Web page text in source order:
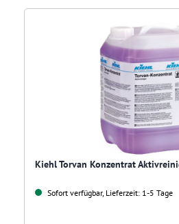
Kiehl Torvan Konzentrat
Sofort verfügbar, Lieferzeit: 1-5 Tage